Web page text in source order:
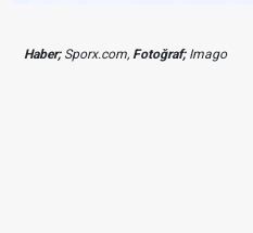
Haber;Sporx.com, Fotoğraf;Imago